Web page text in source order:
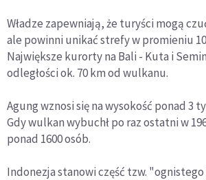
Władze zapewniają, że turyści mogą
ale powinni unikać strefy w promieniu
Największe kurorty na Bali - Kuta i
odległości ok. 70 km od wulkanu.
Agung wznosi się na wysokość ponad 3
Gdy wulkan wybuchł po raz ostatni w
ponad 1600 osób.
Indonezja stanowi część tzw.